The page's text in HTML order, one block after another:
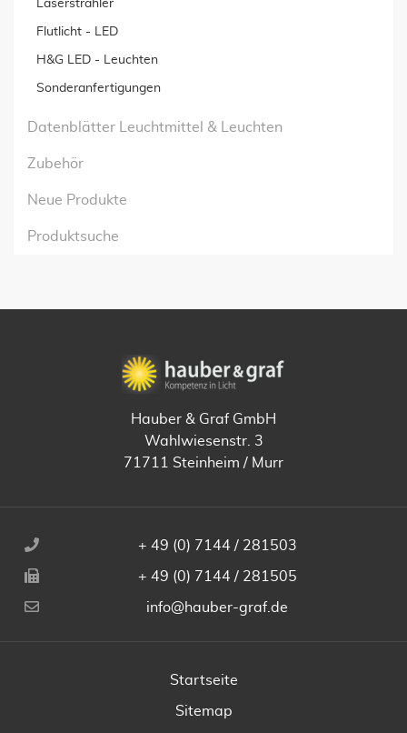
Laserstrahler
Flutlicht - LED
H&G LED - Leuchten
Sonderanfertigungen
Datenblätter Leuchtmittel & Leuchten
Zubehör
Neue Produkte
Produktsuche
Hauber & Graf GmbH
Wahlwiesenstr. 3
71711 Steinheim / Murr
+ 49 (0) 7144 / 281503
+ 49 (0) 7144 / 281505
info@hauber-graf.de
Startseite
Sitemap